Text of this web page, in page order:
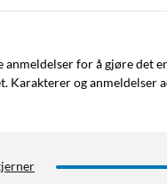
anmeldelser for å gjøre det
Karakterer og anmeldelser